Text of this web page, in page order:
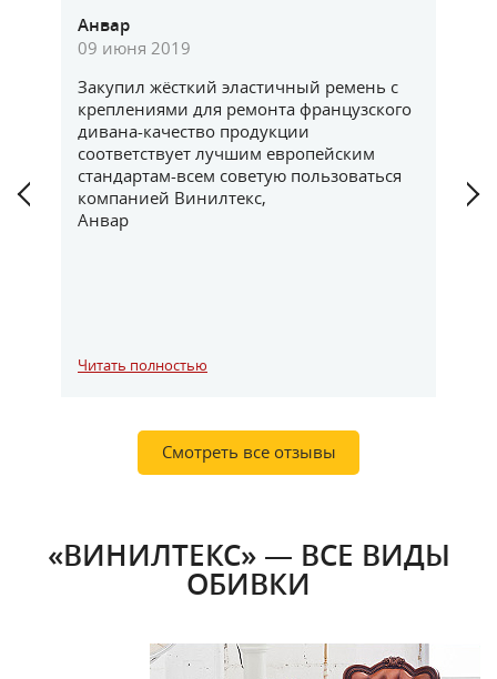
Анвар
09 июня 2019
Закупил жёсткий эластичный ремень с
креплениями для ремонта французского
дивана-качество продукции
соответствует лучшим европейским
стандартам-всем советую пользоваться
компанией Винилтекс,
Анвар
Читать полностью
Смотреть все отзывы
«ВИНИЛТЕКС» — ВСЕ ВИДЫ
ОБИВКИ